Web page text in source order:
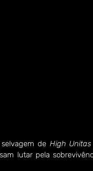
de High Unitas
lutar pela